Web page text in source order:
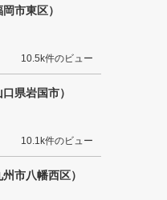
市東区）
10.5k件のビュー
県岩国市）
10.1k件のビュー
市八幡西区）